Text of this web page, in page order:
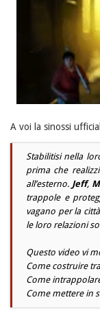
A voi la sinossi
Stabilitisi nella
prima che
all’esterno. Jeff,
trappole e
vagano per la
le loro relazioni
Questo video vi
Come costruire
Come
Come mettere in